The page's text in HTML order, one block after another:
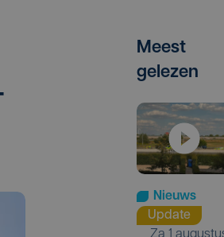
Meest
gelezen
Nieuws
Update